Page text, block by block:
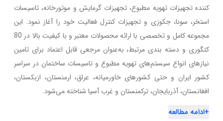
کننده تجهیزات تهویه مطبوع، تجهیزات گرمایش و موتورخانه، تاسیسات
استخر، سونا، جکوزی و تجهیزات کنترل فعالیت خود را آغاز نمود. این
مجموعه کامل و تخصصی با ارائه محصولات معتبر و با کیفیت بالا در 80
کتگوری و دسته بندی مرتبط، به‌عنوان مرجعی قابل اعتماد برای تامین
نیازهای انواع سیستم‌های تهویه مطبوع و تاسیسات ساختمان در سراسر
کشور ایران و حتی کشورهای خاورمیانه، عراق، ارمنستان، ازبکستان،
افغانستان، آذربایجان، ترکمنستان و غرب آسیا شناخته می‌شود.
+ادامه مطالعه